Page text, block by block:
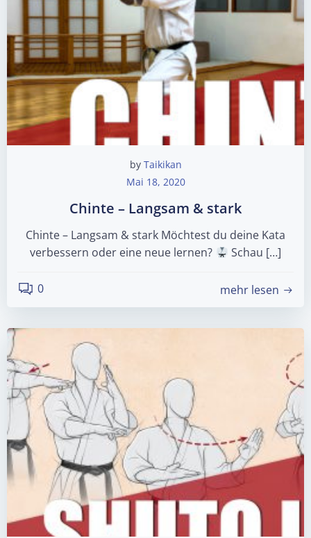
by Taikikan
Mai 18, 2020
Chinte – Langsam & stark
Chinte – Langsam & stark Möchtest du deine Kata
verbessern oder eine neue lernen?
Schau […]
0 mehr lesen